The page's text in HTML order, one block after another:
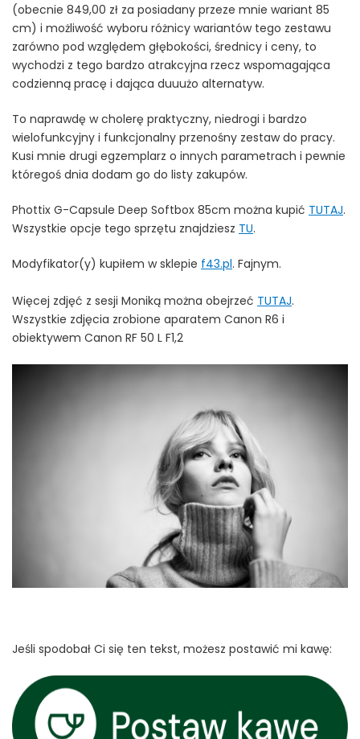
(obecnie 849,00 zł za posiadany przeze mnie wariant 85
cm) i możliwość wyboru różnicy wariantów tego zestawu
zarówno pod względem głębokości, średnicy i ceny, to
wychodzi z tego bardzo atrakcyjna rzecz wspomagająca
codzienną pracę i dająca duuużo alternatyw.
To naprawdę w cholerę praktyczny, niedrogi i bardzo
wielofunkcyjny i funkcjonalny przenośny zestaw do pracy.
Kusi mnie drugi egzemplarz o innych parametrach i pewnie
któregoś dnia dodam go do listy zakupów.
Phottix G-Capsule Deep Softbox 85cm można kupić TUTAJ.
Wszystkie opcje tego sprzętu znajdziesz TU.
Modyfikator(y) kupiłem w sklepie f43.pl. Fajnym.
Więcej zdjęć z sesji Moniką można obejrzeć TUTAJ.
Wszystkie zdjęcia zrobione aparatem Canon R6 i
obiektywem Canon RF 50 L F1,2
Jeśli spodobał Ci się ten tekst, możesz postawić mi kawę: